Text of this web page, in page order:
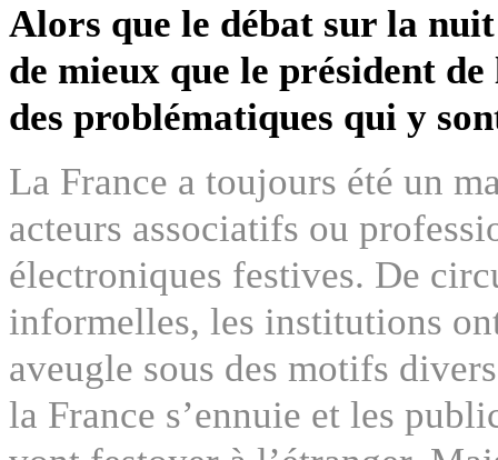
Alors que le débat sur la
de mieux que le président
des problématiques qui y
La France a toujours été un
acteurs associatifs ou
électroniques festives. De
informelles, les institutions
aveugle sous des motifs
la France s’ennuie et les